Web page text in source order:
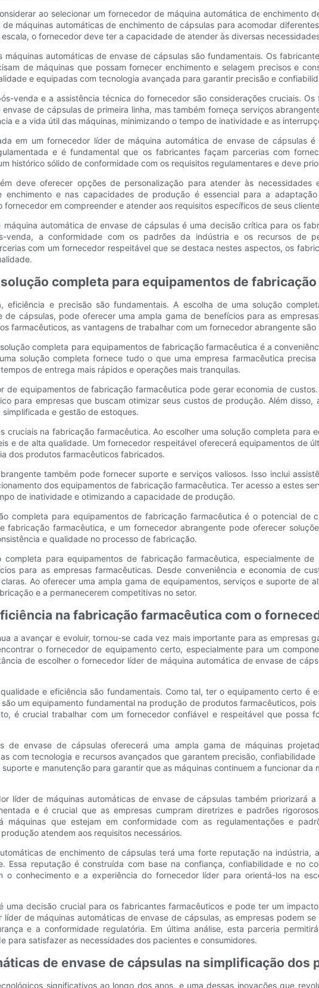
ao selecionar um fornecedor de máquina automática de enchimento
máquinas automáticas de enchimento de cápsulas para acomodar
o fornecedor deve ter a capacidade de atender às diversas
automáticas de envase de cápsulas são fundamentais. Os
de máquinas que possam fornecer enchimento e selagem precisos e
e equipadas com tecnologia avançada para garantir precisão e
venda e a assistência técnica do fornecedor são considerações cruciais.
de cápsulas de primeira linha, mas também forneça serviços
e a vida útil das máquinas, minimizando o tempo de inatividade e as
em um fornecedor líder de máquina automática de envase de cápsulas
e é fundamental que os fabricantes façam parcerias com
histórico sólido de conformidade com os requisitos regulamentares e deve
deve oferecer opções de personalização para atender às
enchimento e nas capacidades de produção é essencial para a
em compreender e atender aos requisitos específicos de seus
automática de envase de cápsulas é uma decisão crítica para os
a conformidade com os padrões da indústria e os recursos de
com um fornecedor respeitável que se destaca nestes aspectos, os
completa para equipamentos de
eficiência e precisão são fundamentais. A escolha de uma solução
cápsulas, pode oferecer uma ampla gama de benefícios para as
farmacêuticos, as vantagens de trabalhar com um fornecedor abrangente são
completa para equipamentos de fabricação farmacêutica é a
solução completa fornece tudo o que uma empresa farmacêutica
de entrega mais rápidos e operações mais tranquilas.
de equipamentos de fabricação farmacêutica pode gerar economia de
para empresas que buscam otimizar seus custos de produção. Além
e gestão de estoques.
cruciais na fabricação farmacêutica. Ao escolher uma solução completa para
​​e de alta qualidade. Um fornecedor respeitável oferecerá equipamentos de
dos produtos farmacêuticos fabricados.
também pode fornecer suporte e serviços valiosos. Isso inclui
dos equipamentos de fabricação farmacêutica. Ter acesso a estes
de inatividade e otimizando a capacidade de produção.
completa para equipamentos de fabricação farmacêutica é o potencial de
fabricação farmacêutica, e um fornecedor abrangente pode oferecer
e qualidade no processo de fabricação.
completa para equipamentos de fabricação farmacêutica, especialmente
para as empresas farmacêuticas. Desde conveniência e economia de
Ao oferecer uma ampla gama de equipamentos, serviços e suporte de
e a permanecerem competitivas no setor.
na fabricação farmacêutica com o
a avançar e evoluir, tornou-se cada vez mais importante para as empresas
o fornecedor de equipamento certo, especialmente para um
de escolher o fornecedor líder de máquina automática de envase de
e eficiência são fundamentais. Como tal, ter o equipamento certo é
um equipamento fundamental na produção de produtos farmacêuticos,
é crucial trabalhar com um fornecedor confiável e respeitável que possa
de envase de cápsulas oferecerá uma ampla gama de máquinas
com tecnologia e recursos avançados que garantem precisão,
e manutenção para garantir que as máquinas continuem a funcionar
líder de máquinas automáticas de envase de cápsulas também priorizará
e é crucial que as empresas cumpram diretrizes e padrões
máquinas que estejam em conformidade com as regulamentações e
atendem aos requisitos necessários.
de enchimento de cápsulas terá uma forte reputação na
Essa reputação é construída com base na confiança, confiabilidade e no
conhecimento e a experiência do fornecedor líder para orientá-los na
uma decisão crucial para os fabricantes farmacêuticos e pode ter um
de máquinas automáticas de envase de cápsulas, as empresas podem
e a conformidade regulatória. Em última análise, esta parceria
para satisfazer as necessidades dos pacientes e consumidores.
de envase de cápsulas na simplificação
significativos ao longo dos anos, e uma dessas inovações que